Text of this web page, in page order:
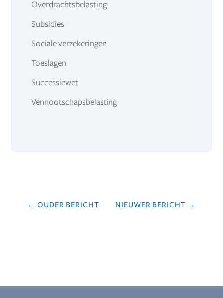
Overdrachtsbelasting
Subsidies
Sociale verzekeringen
Toeslagen
Successiewet
Vennootschapsbelasting
← OUDER BERICHT NIEUWER BERICHT →